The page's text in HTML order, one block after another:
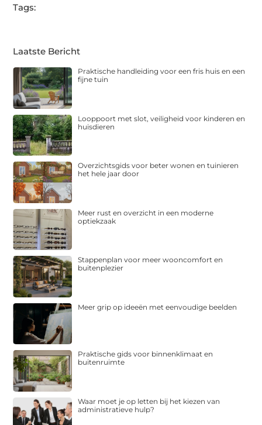
Tags:
Laatste Bericht
Praktische handleiding voor een fris huis en een
fijne tuin
Looppoort met slot, veiligheid voor kinderen en
huisdieren
Overzichtsgids voor beter wonen en tuinieren
het hele jaar door
Meer rust en overzicht in een moderne
optiekzaak
Stappenplan voor meer wooncomfort en
buitenplezier
Meer grip op ideeën met eenvoudige beelden
Praktische gids voor binnenklimaat en
buitenruimte
Waar moet je op letten bij het kiezen van
administratieve hulp?